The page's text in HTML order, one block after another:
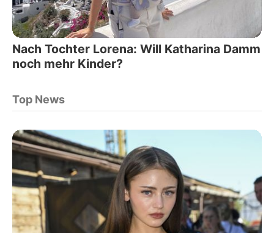
Nach Tochter Lorena: Will Katharina Damm
noch mehr Kinder?
Top News